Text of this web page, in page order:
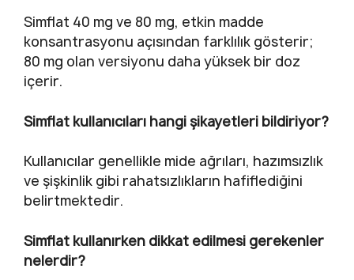
Simflat 40 mg ve 80 mg, etkin madde
konsantrasyonu açısından farklılık gösterir;
80 mg olan versiyonu daha yüksek bir doz
içerir.
Simflat kullanıcıları hangi şikayetleri bildiriyor?
Kullanıcılar genellikle mide ağrıları, hazımsızlık
ve şişkinlik gibi rahatsızlıkların hafiflediğini
belirtmektedir.
Simflat kullanırken dikkat edilmesi gerekenler
nelerdir?